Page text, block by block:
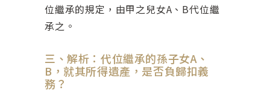
位繼承的規定，由甲之兒女A、B代位繼
承之。
三、解析：代位繼承的孫子女A、
B，就其所得遺產，是否負歸扣義
務？